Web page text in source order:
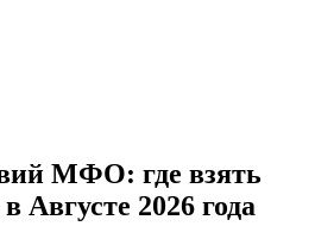
МФО: где взять
Августе 2026 года